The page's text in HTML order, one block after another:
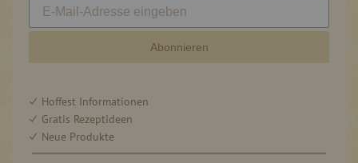
Abonnieren
Hoffest Informationen
Gratis Rezeptideen
Neue Produkte